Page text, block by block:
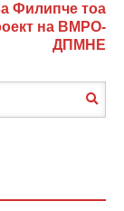
Филипче тоа
на ВМРО-
ДПМНЕ